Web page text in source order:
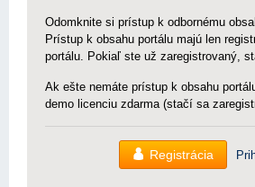
Odomknite si prístup k odbornému
Prístup k obsahu portálu majú len
portálu. Pokiaľ ste už zaregistrovaný,
Ak ešte nemáte prístup k obsahu
demo licenciu zdarma (stačí sa
Registrácia